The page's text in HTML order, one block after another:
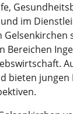
im
Gelsenkirchen
Bereichen
bieten jungen